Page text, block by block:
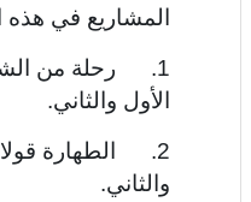
المشاريع في هذه
1. رحلة من
الأول والثاني.
2. الطهارة قولا
والثاني.